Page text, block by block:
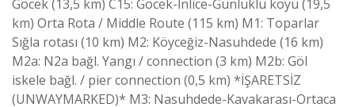
Göcek (13,5 km) C15: Göcek-İnlice-Günlüklü koyu (19,5
km) Orta Rota / Middle Route (115 km) M1: Toparlar
Sığla rotası (10 km) M2: Köyceğiz-Nasuhdede (16 km)
M2a: N2a bağl. Yangı / connection (3 km) M2b: Göl
iskele bağl. / pier connection (0,5 km) *İŞARETSİZ
(UNWAYMARKED)* M3: Nasuhdede-Kavakarası-Ortaca